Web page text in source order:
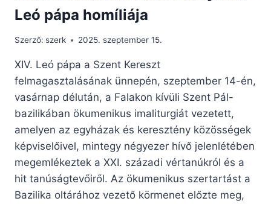
Leó pápa homíliája
Szerző: szerk 2025. szeptember 15.
XIV. Leó pápa a Szent Kereszt
felmagasztalásának ünnepén, szeptember 14-én,
vasárnap délután, a Falakon kívüli Szent Pál-
bazilikában ökumenikus imaliturgiát vezetett,
amelyen az egyházak és keresztény közösségek
képviselőivel, mintegy négyezer hívő jelenlétében
megemlékeztek a XXI. századi vértanúkról és a
hit tanúságtevőiről. Az ökumenikus szertartást a
Bazilika oltárához vezető körmenet előzte meg,